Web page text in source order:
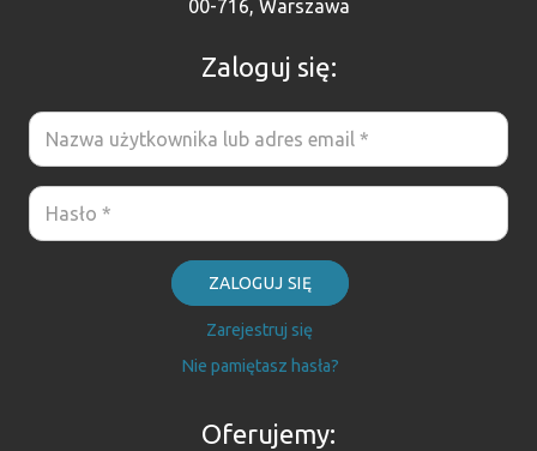
00-716, Warszawa
Zaloguj się:
ZALOGUJ SIĘ
Zarejestruj się
Nie pamiętasz hasła?
Oferujemy: